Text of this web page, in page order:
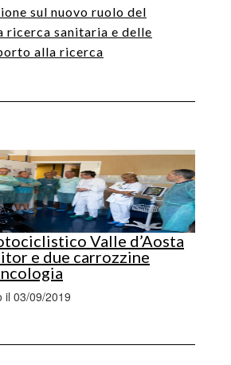
sul nuovo ruolo del
ricerca sanitaria e delle
alla ricerca
Valle d’Aosta
e due carrozzine
il 03/09/2019